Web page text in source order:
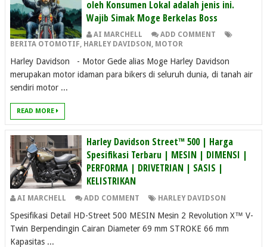
oleh Konsumen Lokal adalah jenis ini.
Wajib Simak Moge Berkelas Boss
AI MARCHELL
ADD COMMENT
BERITA OTOMOTIF, HARLEY DAVIDSON , MOTOR
Harley Davidson - Motor Gede alias Moge Harley Davidson
merupakan motor idaman para bikers di seluruh dunia, di tanah air
sendiri motor ...
READ MORE
Harley Davidson Street™ 500 | Harga
Spesifikasi Terbaru | MESIN | DIMENSI |
PERFORMA | DRIVETRIAN | SASIS |
KELISTRIKAN
AI MARCHELL ADD COMMENT HARLEY DAVIDSON
Spesifikasi Detail HD-Street 500 MESIN Mesin 2 Revolution X™ V-
Twin Berpendingin Cairan Diameter 69 mm STROKE 66 mm
Kapasitas ...